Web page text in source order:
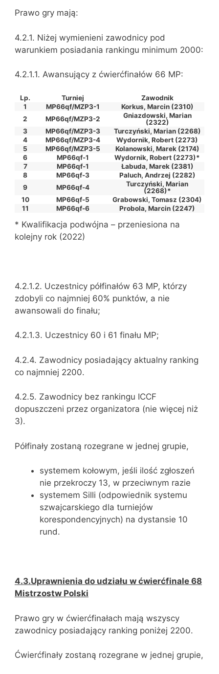
Prawo gry mają:
4.2.1. Niżej wymienieni zawodnicy pod
warunkiem posiadania rankingu minimum 2000:
4.2.1.1. Awansujący z ćwierćfinałów 66 MP:
Lp. Turniej
Zawodnik
1
MP66qf/MZP3-1
Korkus, Marcin (2310)
2
MP66qf/MZP3-2
Gniazdowski, Marian
(2322)
3
MP66qf/MZP3-3
Turczyński, Marian (2268)
4
MP66qf/MZP3-4
Wydornik, Robert (2273)
5
MP66qf/MZP3-5
Kolanowski, Marek (2174)
6
MP66qf-1
Wydornik, Robert (2273)*
7
MP66qf-1
Łabuda, Marek (2381)
8
MP66qf-3
Paluch, Andrzej (2282)
9
MP66qf-4
Turczyński, Marian
(2268)*
10
MP66qf-5
Grabowski, Tomasz (2304)
11
MP66qf-6 Probola, Marcin (2247)
* Kwalifikacja podwójna – przeniesiona na
kolejny rok (2022)
4.2.1.2. Uczestnicy półfinałów 63 MP, którzy
zdobyli co najmniej 60% punktów, a nie
awansowali do finału;
4.2.1.3. Uczestnicy 60 i 61 finału MP;
4.2.4. Zawodnicy posiadający aktualny ranking
co najmniej 2200.
4.2.5. Zawodnicy bez rankingu ICCF
dopuszczeni przez organizatora (nie więcej niż
3).
Półfinały zostaną rozegrane w jednej grupie,
systemem kołowym, jeśli ilość zgłoszeń
nie przekroczy 13, w przeciwnym razie
systemem Silli (odpowiednik systemu
szwajcarskiego dla turniejów
korespondencyjnych) na dystansie 10
rund.
4.3.Uprawnienia do udziału w ćwierćfinale 68
Mistrzostw Polski
Prawo gry w ćwierćfinałach mają wszyscy
zawodnicy posiadający ranking poniżej 2200.
Ćwierćfinały zostaną rozegrane w jednej grupie,